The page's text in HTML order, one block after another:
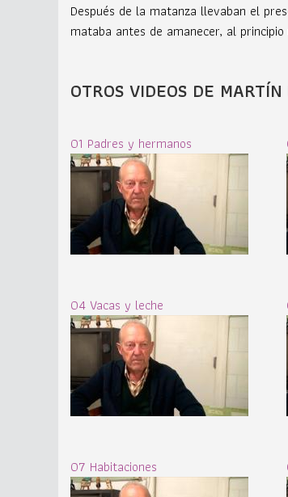
Después de la matanza llevaban el
mataba antes de amanecer, al
OTROS VIDEOS DE
01 Padres y hermanos
04 Vacas y leche
07 Habitaciones